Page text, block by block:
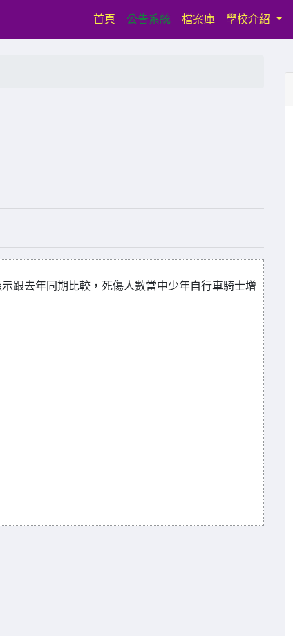
首頁 (current)
公告系統 檔案庫 學校介紹
跟去年同期比較，死傷人數當中少年自行車騎士增